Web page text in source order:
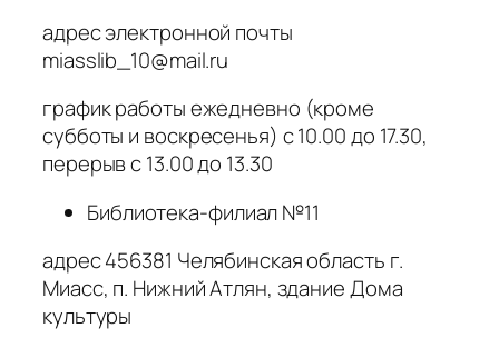
адрес электронной почты
miasslib_10@mail.ru
график работы ежедневно (кроме
субботы и воскресенья) с 10.00 до 17.30,
перерыв с 13.00 до 13.30
Библиотека-филиал №11
адрес 456381 Челябинская область г.
Миасс, п. Нижний Атлян, здание Дома
культуры